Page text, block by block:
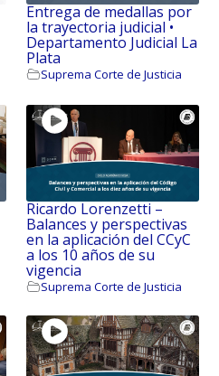
Entrega de medallas por
la trayectoria judicial •
Departamento Judicial La
Plata
Suprema Corte de Justicia
Ricardo Lorenzetti –
Balances y perspectivas
en la aplicación del CCyC
a los 10 años de su
vigencia
Suprema Corte de Justicia